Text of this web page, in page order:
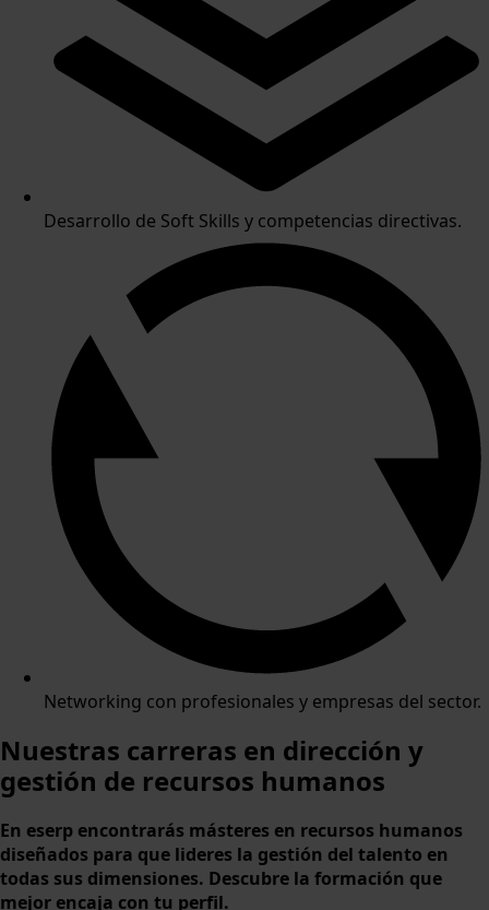
Desarrollo de Soft Skills y competencias directivas.
Networking con profesionales y empresas del sector.
Nuestras carreras en dirección y
gestión de recursos humanos
En eserp encontrarás másteres en recursos humanos
diseñados para que lideres la gestión del talento en
todas sus dimensiones. Descubre la formación que
mejor encaja con tu perfil.